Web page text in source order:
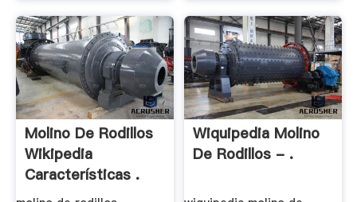
Molino De Rodillos
Wikipedia
Características .
Wiquipedia Molino
De Rodillos - .